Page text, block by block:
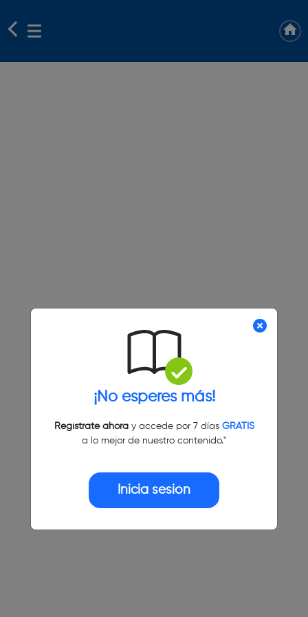
¡No esperes más!
Regístrate ahoray accede por 7 días GRATIS
a lo mejor de nuestro contenido."
Inicia sesión